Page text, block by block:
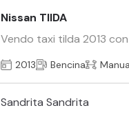
Nissan TIIDA
Vendo taxi tilda 2013
2013 Bencina
Sandrita Sandrita